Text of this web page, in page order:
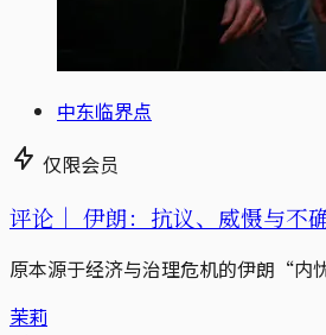
中东临界点
仅限会员
评论｜ 伊朗：抗议、威慑与不
原本源于经济与治理危机的伊朗“内
茉莉